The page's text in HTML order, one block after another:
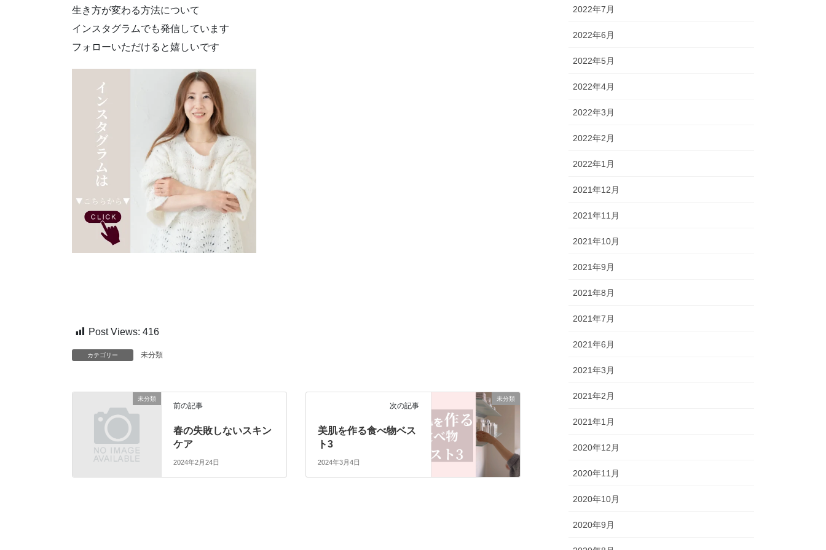
生き方が変わる方法について
インスタグラムでも発信しています
フォローいただけると嬉しいです
Post Views: 416
カテゴリー 未分類
未分類
前の記事
春の失敗しないスキン
ケア
2024年2月24日
未分類
次の記事
美肌を作る食べ物ベス
ト3
2024年3月4日
2022年7月
2022年6月
2022年5月
2022年4月
2022年3月
2022年2月
2022年1月
2021年12月
2021年11月
2021年10月
2021年9月
2021年8月
2021年7月
2021年6月
2021年3月
2021年2月
2021年1月
2020年12月
2020年11月
2020年10月
2020年9月